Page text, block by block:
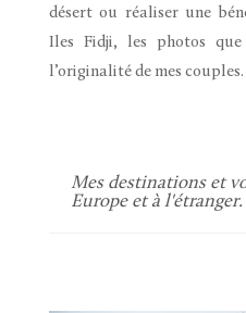
désert ou réaliser une
Iles Fidji, les photos
l’originalité de mes couples.
Mes destinations et
Europe et à l'étranger.